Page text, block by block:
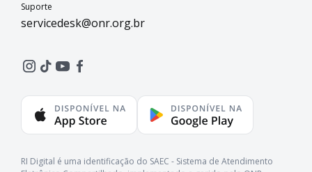
Suporte
servicedesk@onr.org.br
RI Digital é uma identificação do SAEC - Sistema de Atendimento